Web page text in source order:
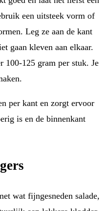
een uitsteek vorm of
Leg ze aan de kant
gaan kleven aan elkaar.
100-125 gram per stuk. Je
per kant en zorgt ervoor
is en de binnenkant
wat fijngesneden salade,